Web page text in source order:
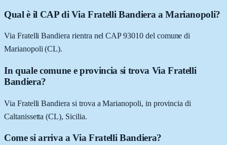
Qual è il CAP di Via Fratelli Bandiera a Marianopoli?
Via Fratelli Bandiera rientra nel CAP 93010 del comune di
Marianopoli (CL).
In quale comune e provincia si trova Via Fratelli
Bandiera?
Via Fratelli Bandiera si trova a Marianopoli, in provincia di
Caltanissetta (CL), Sicilia.
Come si arriva a Via Fratelli Bandiera?